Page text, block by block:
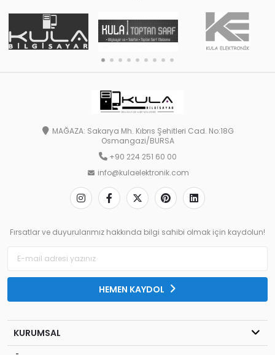
MAĞAZA: Sakarya Mh. Kıbrıs Şehitleri Cad. No:18G
Osmangazi/BURSA
+90 224 251 60 00
info@kulaelektronik.com
Fırsatlar ve duyurularımız hakkında bilgi sahibi olmak için kaydolun!
HEMEN KAYDOL
KURUMSAL